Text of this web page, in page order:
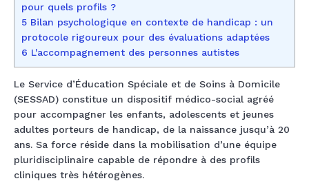
pour quels profils ?
5 Bilan psychologique en contexte de handicap : un
protocole rigoureux pour des évaluations adaptées
6 L'accompagnement des personnes autistes
Le Service d’Éducation Spéciale et de Soins à Domicile
(SESSAD) constitue un dispositif médico-social agréé
pour accompagner les enfants, adolescents et jeunes
adultes porteurs de handicap, de la naissance jusqu’à 20
ans. Sa force réside dans la mobilisation d’une équipe
pluridisciplinaire capable de répondre à des profils
cliniques très hétérogènes.